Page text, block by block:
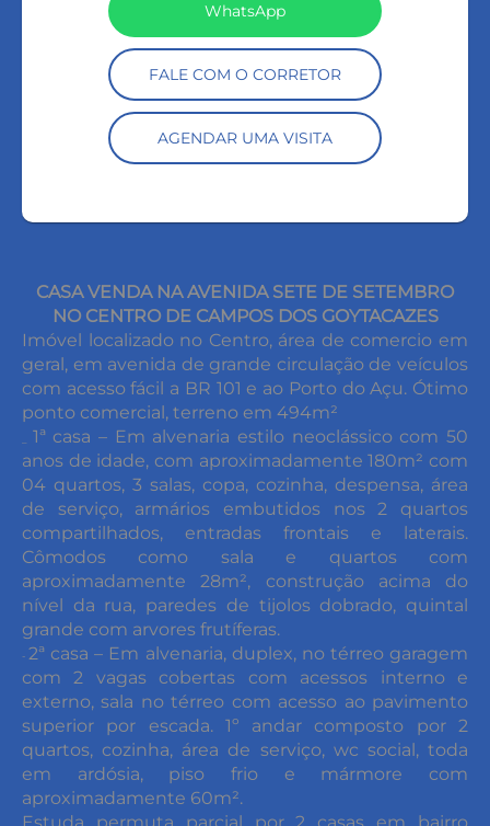
WhatsApp
FALE COM O CORRETOR
AGENDAR UMA VISITA
CASA VENDA NA AVENIDA SETE DE SETEMBRO
NO CENTRO DE CAMPOS DOS GOYTACAZES
Imóvel localizado no Centro, área de comercio em
geral, em avenida de grande circulação de veículos
com acesso fácil a BR 101 e ao Porto do Açu. Ótimo
ponto comercial, terreno em 494m²
1ª casa – Em alvenaria estilo neoclássico com 50
anos de idade, com aproximadamente 180m² com
04 quartos, 3 salas, copa, cozinha, despensa, área
de serviço, armários embutidos nos 2 quartos
compartilhados, entradas frontais e laterais.
Cômodos como sala e quartos com
aproximadamente 28m², construção acima do
nível da rua, paredes de tijolos dobrado, quintal
grande com arvores frutíferas.
- 2ª casa – Em alvenaria, duplex, no térreo garagem
com 2 vagas cobertas com acessos interno e
externo, sala no térreo com acesso ao pavimento
superior por escada. 1º andar composto por 2
quartos, cozinha, área de serviço, wc social, toda
em ardósia, piso frio e mármore com
aproximadamente 60m².